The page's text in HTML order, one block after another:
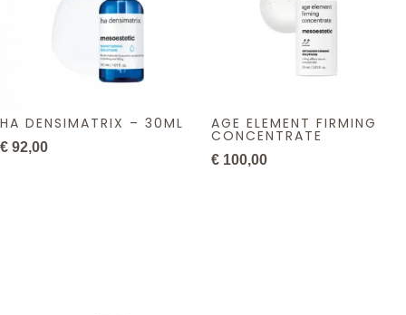
HA DENSIMATRIX – 30ML
€ 92,00
AGE ELEMENT FIRMING
CONCENTRATE
€100,00